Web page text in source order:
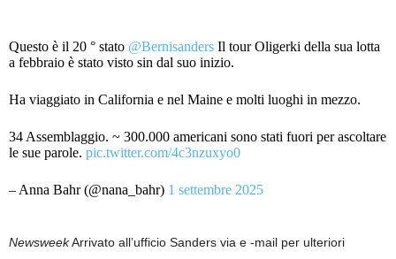
Questo è il 20 ° stato @Bernisanders Il tour Oligerki della sua lotta
a febbraio è stato visto sin dal suo inizio.
Ha viaggiato in California e nel Maine e molti luoghi in mezzo.
34 Assemblaggio. ~ 300.000 americani sono stati fuori per ascoltare
le sue parole. pic.twitter.com/4c3nzuxyo0
– Anna Bahr (@nana_bahr) 1 settembre 2025
NewsweekArrivato all’ufficio Sanders via e -mail per ulteriori